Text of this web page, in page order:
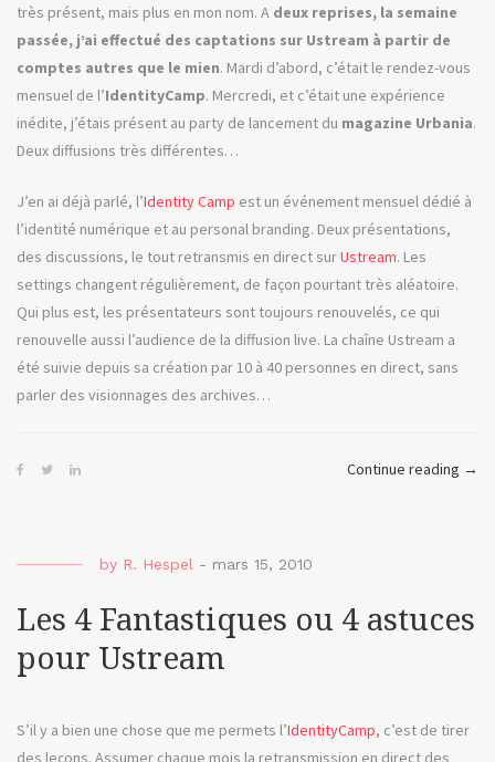
très présent, mais plus en mon nom. A deux reprises, la semaine
passée, j’ai effectué des captations sur Ustream à partir de
comptes autres que le mien. Mardi d’abord, c’était le rendez-vous
mensuel de l’IdentityCamp. Mercredi, et c’était une expérience
inédite, j’étais présent au party de lancement du magazine Urbania.
Deux diffusions très différentes…
J’en ai déjà parlé, l’Identity Camp est un événement mensuel dédié à
l’identité numérique et au personal branding. Deux présentations,
des discussions, le tout retransmis en direct surUstream. Les
settings changent régulièrement, de façon pourtant très aléatoire.
Qui plus est, les présentateurs sont toujours renouvelés, ce qui
renouvelle aussi l’audience de la diffusion live. La chaîne Ustream a
été suivie depuis sa création par 10 à 40 personnes en direct, sans
parler des visionnages des archives…
Continue reading « Le
live
→
by R. Hespel - mars 15, 2010
Les 4 Fantastiques ou 4 astuces
pour Ustream
S’il y a bien une chose que me permets l’IdentityCamp, c’est de tirer
des leçons. Assumer chaque mois la retransmission en direct des